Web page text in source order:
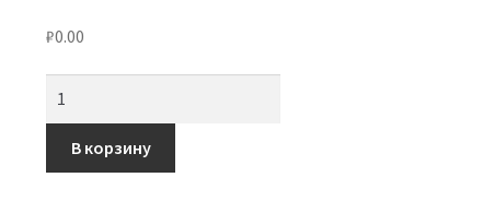
₽0.00
Материал
для
В корзину